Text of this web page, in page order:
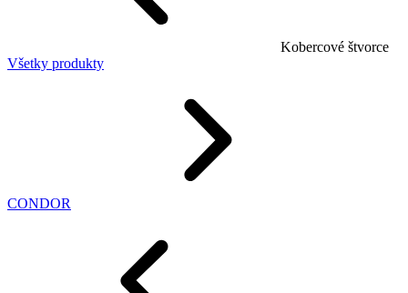
Kobercové štvorce
Všetky produkty
CONDOR